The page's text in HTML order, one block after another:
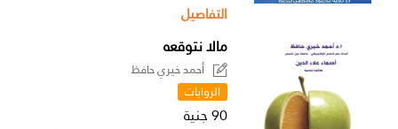
التفاصيل
مالا نتوقعه
أحمد خيري حافظ
الروايات
90 جنية